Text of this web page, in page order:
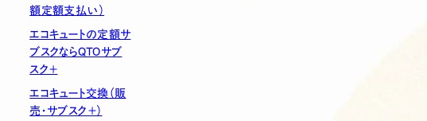
額定額支払い）
エコキュートの定額サ
ブスクならQTOサブ
スク＋
エコキュート交換（販
売・サブスク＋）